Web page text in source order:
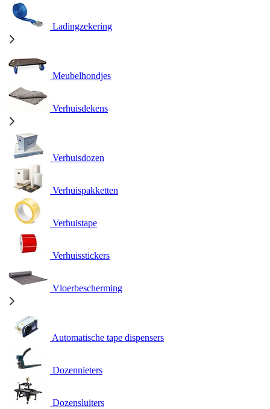
Ladingzekering
Meubelhondjes
Verhuisdekens
Verhuisdozen
Verhuispakketten
Verhuistape
Verhuisstickers
Vloerbescherming
Automatische tape dispensers
Dozennieters
Dozensluiters